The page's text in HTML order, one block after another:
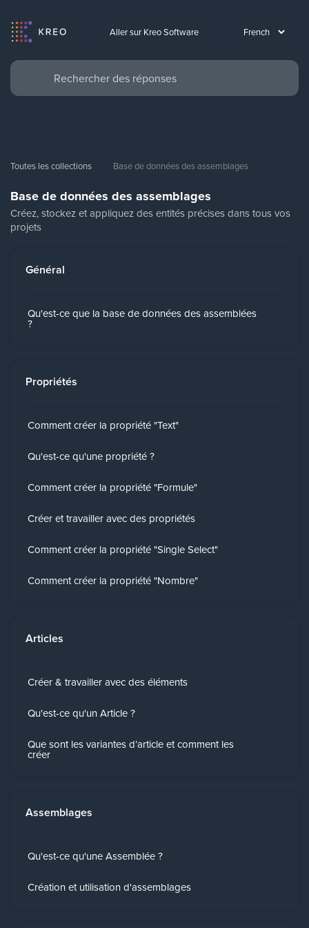
Aller sur Kreo Software
Toutes les collections Base de données des assemblages
Base de données des assemblages
Créez, stockez et appliquez des entités précises dans tous vos
projets
Général
Qu'est-ce que la base de données des assemblées
?
Propriétés
Comment créer la propriété "Text"
Qu'est-ce qu'une propriété ?
Comment créer la propriété "Formule"
Créer et travailler avec des propriétés
Comment créer la propriété "Single Select"
Comment créer la propriété "Nombre"
Articles
Créer & travailler avec des éléments
Qu'est-ce qu'un Article ?
Que sont les variantes d’article et comment les
créer
Assemblages
Qu'est-ce qu'une Assemblée ?
Création et utilisation d'assemblages